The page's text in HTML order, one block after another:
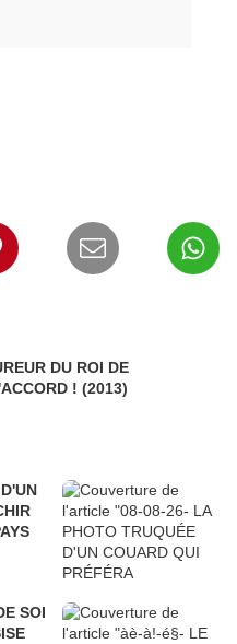
DU ROI DE
BRUXELLES, JE NE SUIS PAS D'ACCORD ! (2013)
SOI